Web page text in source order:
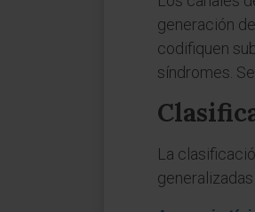
generación
codifiquen
síndromes.
La